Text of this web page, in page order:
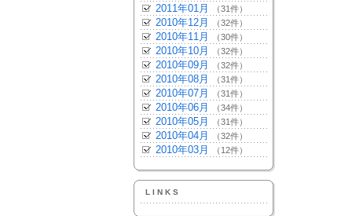
2011年01月 （31件）
2010年12月 （32件）
2010年11月 （30件）
2010年10月 （32件）
2010年09月 （32件）
2010年08月 （31件）
2010年07月 （31件）
2010年06月 （34件）
2010年05月 （31件）
2010年04月 （32件）
2010年03月 （12件）
LINKS